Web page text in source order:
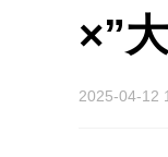
×”
2025-04-12